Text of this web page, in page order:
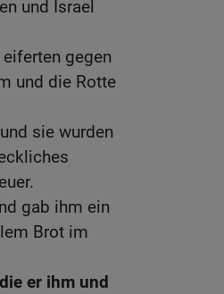
und Israel
eiferten gegen
und die Rotte
sie wurden
gab ihm ein
Brot im
er ihm und